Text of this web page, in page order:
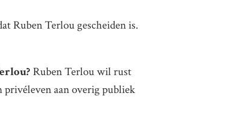
Ruben Terlou gescheiden is.
Ruben Terlou wil rust
aan overig publiek